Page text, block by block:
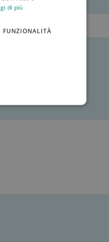
di più
FUNZIONALITÀ